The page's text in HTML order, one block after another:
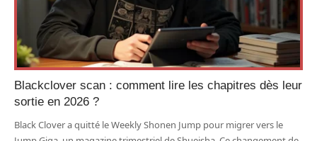
Blackclover scan : comment lire les chapitres dès leur
sortie en 2026 ?
Black Clover a quitté le Weekly Shonen Jump pour migrer vers le